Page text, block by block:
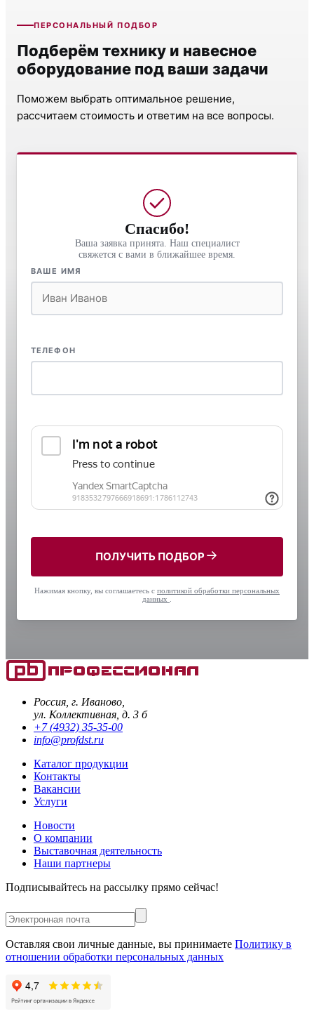
ПЕРСОНАЛЬНЫЙ ПОДБОР
Подберём технику и навесное
оборудование под ваши задачи
Поможем выбрать оптимальное решение,
рассчитаем стоимость и ответим на все вопросы.
Спасибо!
Ваша заявка принята. Наш специалист
свяжется с вами в ближайшее время.
ВАШЕ ИМЯ
ТЕЛЕФОН
ПОЛУЧИТЬ ПОДБОР
Нажимая кнопку, вы соглашаетесь с политикой обработки персональных
данных
Россия, г. Иваново,
ул. Коллективная, д. 3 б
+7 (4932) 35-35-00
info@profdst.ru
Каталог продукции
Контакты
Вакансии
Услуги
Новости
О компании
Выставочная деятельность
Наши партнеры
Подписывайтесь на рассылку прямо сейчас!
Оставляя свои личные данные, вы принимаете Политику в
отношении обработки персональных данных